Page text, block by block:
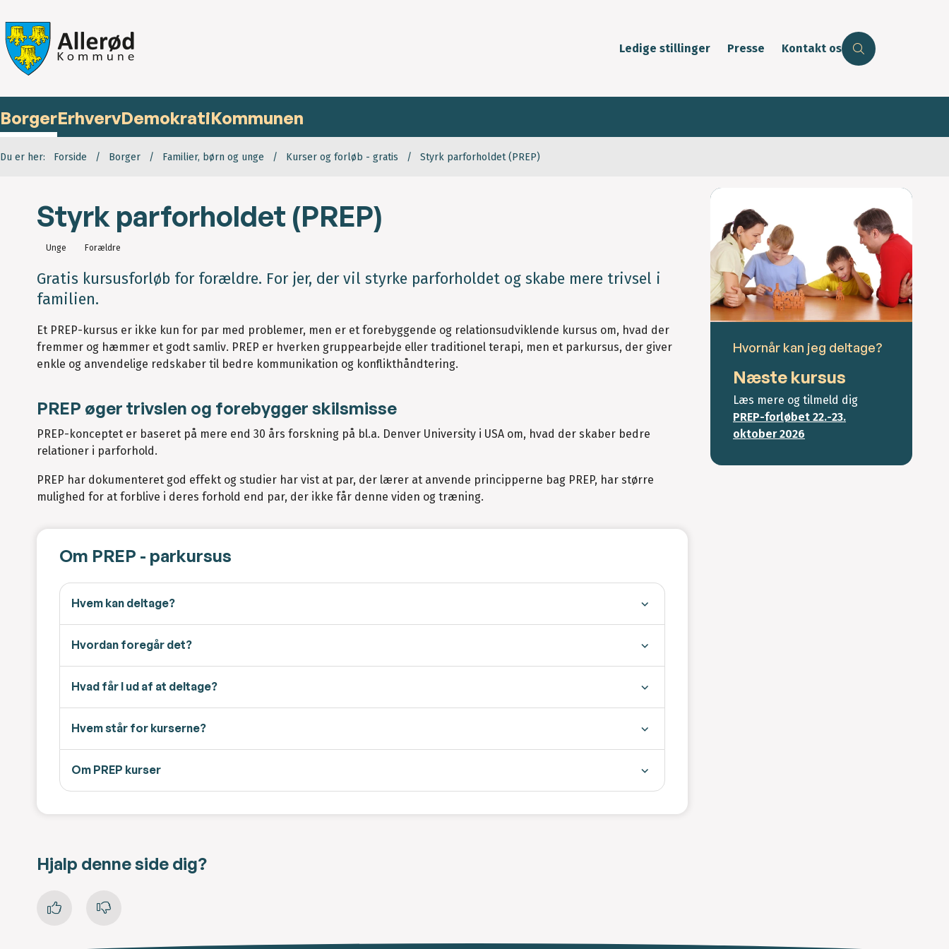
Ledige stillinger Presse Kontakt os
BorgerErhvervDemokratiKommunen
Du er her: Forside Borger Familier, børn og unge Kurser og forløb - gratis Styrk parforholdet (PREP)
Styrk parforholdet (PREP)
Unge Forældre
Gratis kursusforløb for forældre. For jer, der vil styrke parforholdet og skabe mere trivsel i
familien.
Et PREP-kursus er ikke kun for par med problemer, men er et forebyggende og relationsudviklende kursus om, hvad der
fremmer og hæmmer et godt samliv. PREP er hverken gruppearbejde eller traditionel terapi, men et parkursus, der giver
enkle og anvendelige redskaber til bedre kommunikation og konflikthåndtering.
PREP øger trivslen og forebygger skilsmisse
PREP-konceptet er baseret på mere end 30 års forskning på bl.a. Denver University i USA om, hvad der skaber bedre
relationer i parforhold.
PREP har dokumenteret god effekt og studier har vist at par, der lærer at anvende principperne bag PREP, har større
mulighed for at forblive i deres forhold end par, der ikke får denne viden og træning.
Om PREP - parkursus
Hvem kan deltage?
Hvordan foregår det?
Hvad får I ud af at deltage?
Hvem står for kurserne?
Om PREP kurser
Hvornår kan jeg deltage?
Næste kursus
Læs mere og tilmeld dig
PREP-forløbet 22.-23.
oktober 2026
Hjalp denne side dig?